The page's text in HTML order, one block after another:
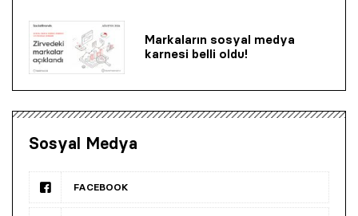
Markaların sosyal medya
karnesi belli oldu!
Sosyal Medya
FACEBOOK